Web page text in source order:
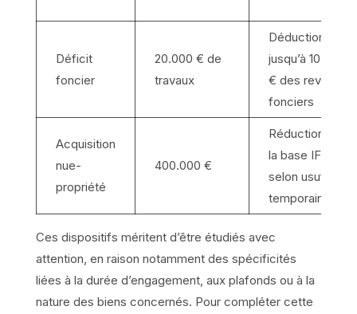
Déficit
foncier
20.000 € de
travaux
Déduction
jusqu’à 10.700
€ des revenus
fonciers
Acquisition
nue-
propriété
400.000 €
Réduction de
la base IFI
selon usufruit
temporaire
Ces dispositifs méritent d’être étudiés avec
attention, en raison notamment des spécificités
liées à la durée d’engagement, aux plafonds ou à la
nature des biens concernés. Pour compléter cette